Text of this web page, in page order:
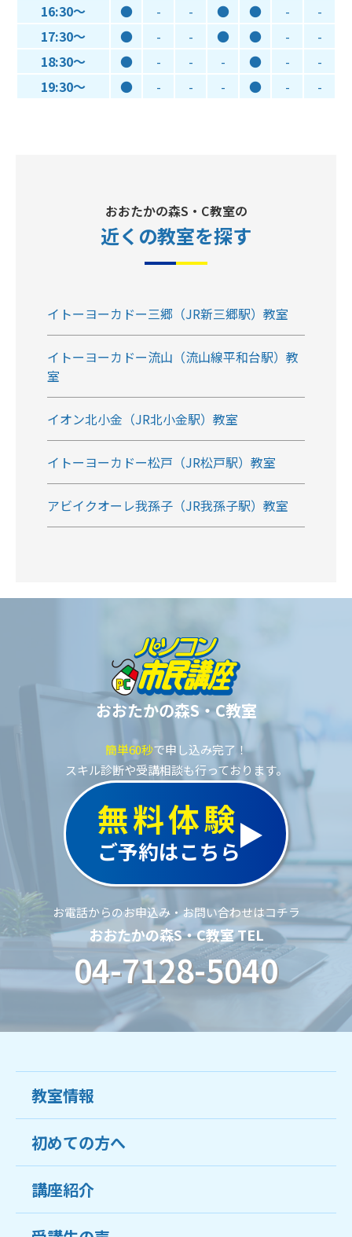
16:30～
● - - ● ● -
-
17:30～
● - - ● ● -
-
18:30～
● - - - ● -
-
19:30～
● - - - ● - -
おおたかの森S・C教室の
近くの教室を探す
イトーヨーカドー三郷（JR新三郷駅）教室
イトーヨーカドー流山（流山線平和台駅）教
室
イオン北小金（JR北小金駅）教室
イトーヨーカドー松戸（JR松戸駅）教室
アビイクオーレ我孫子（JR我孫子駅）教室
おおたかの森S・C教室
簡単60秒で申し込み完了！
スキル診断や受講相談も行っております。
無料体験
ご予約はこちら
お電話からのお申込み・お問い合わせはコチラ
おおたかの森S・C教室 TEL
04-7128-5040
教室情報
教室について
受講生の声
おすすめ・人気の講座
初めての方へ
ココがおすすめ
料金
講座紹介